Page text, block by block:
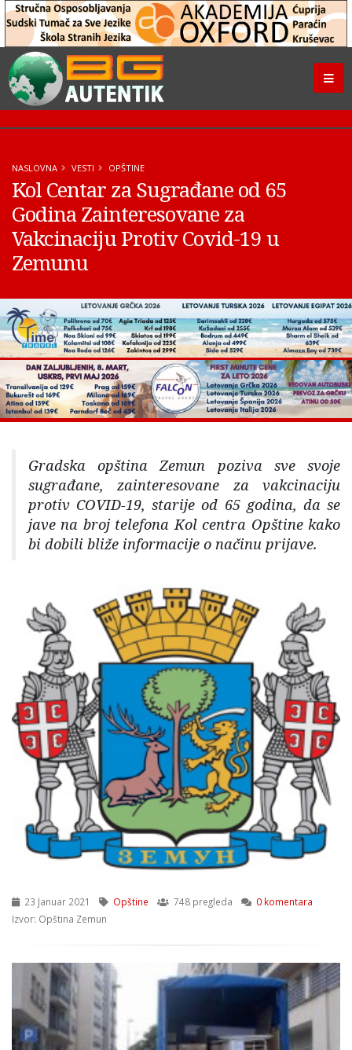
NASLOVNA VESTI OPŠTINE
Kol Centar za Sugrađane od 65
Godina Zainteresovane za
Vakcinaciju Protiv Covid-19 u
Zemunu
Gradska opština Zemun poziva sve svoje
sugrađane, zainteresovane za vakcinaciju
protiv COVID-19, starije od 65 godina, da se
jave na broj telefona Kol centra Opštine kako
bi dobili bliže informacije o načinu prijave.
23 Januar 2021 Opštine 748 pregleda
0 komentara
Izvor: Opština Zemun